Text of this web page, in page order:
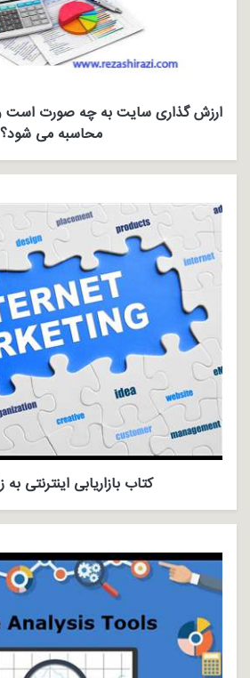
ارزش گذاری سایت به چه صورت است
محاسبه می شود؟
کتاب بازاریابی اینترنتی